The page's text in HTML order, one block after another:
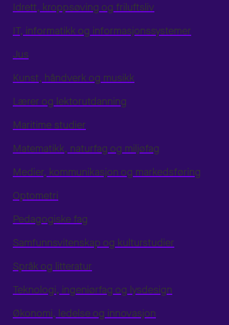
Idrett, kroppsøving og friluftsliv
IT, informatikk og informasjonssystemer
Jus
Kunst, håndverk og musikk
Lærer og lektorutdanning
Maritime studier
Matematikk, naturfag og miljøfag
Medier, kommunikasjon og markedsføring
Optometri
Pedagogiske fag
Samfunnsvitenskap og kulturstudier
Språk og litteratur
Teknologi, ingeniørfag og lysdesign
Økonomi, ledelse og innovasjon